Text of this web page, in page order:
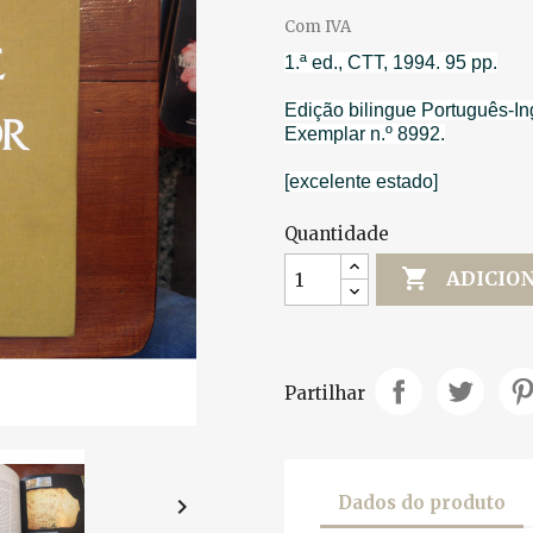

Com IVA
1.ª ed., CTT, 1994. 95 pp.
Edição bilingue Português-
Exemplar n.º 8992.
[excelente estado]
Quantidade

Partilhar
Dados do produto